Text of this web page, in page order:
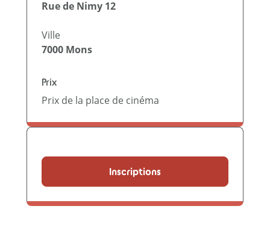
Rue de Nimy 12
Ville
7000 Mons
Prix
Prix de la place de cinéma
Inscriptions